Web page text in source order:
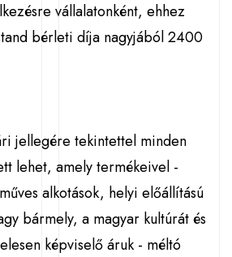
vállalatonként, ehhez
bérleti díja nagyjából 2400
jellegére tekintettel minden
lehet, amely termékeivel -
alkotások, helyi előállítású
bármely, a magyar kultúrát és
képviselő áruk - méltó